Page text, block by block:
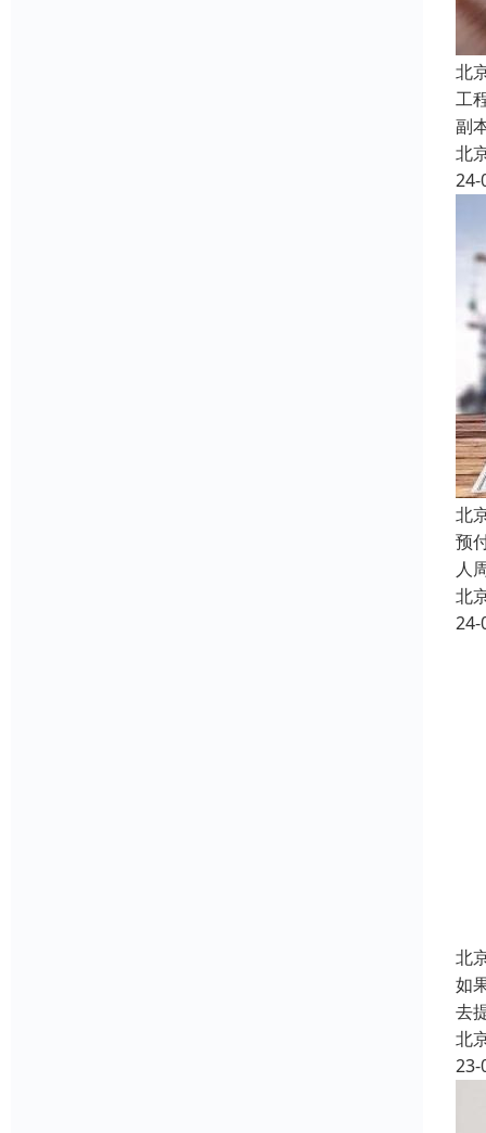
北
工
副
北
24-
北
预
人
北
24-
北
如
去
北
23-